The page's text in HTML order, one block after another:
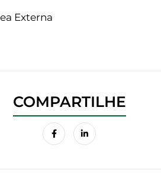
Externa